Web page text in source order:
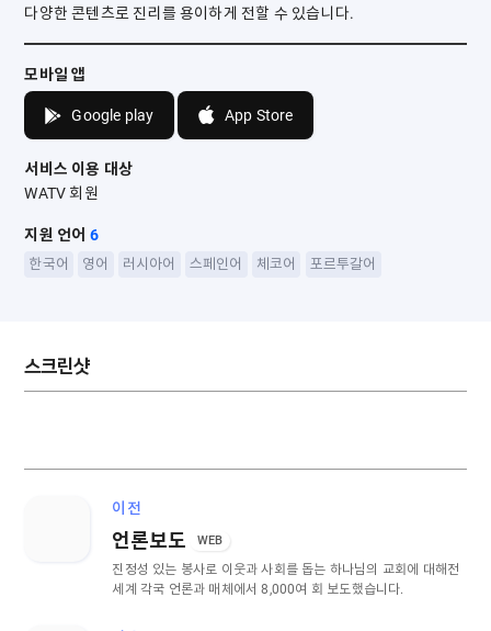
다양한 콘텐츠로 진리를 용이하게 전할 수 있습니다.
모바일 앱
Google play App Store
서비스 이용 대상
WATV 회원
지원 언어 6
한국어 영어 러시아어 스페인어 체코어 포르투갈어
스크린샷
이전
언론보도 WEB
진정성 있는 봉사로 이웃과 사회를 돕는 하나님의 교회에 대해 전
세계 각국 언론과 매체에서 8,000여 회 보도했습니다.